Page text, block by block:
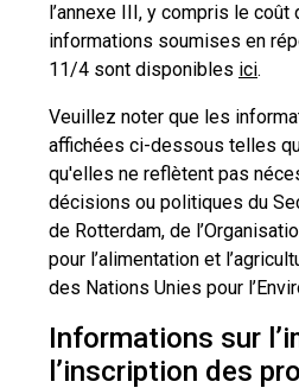
l’annexe III, y compris le coût
informations soumises en
11/4 sont disponibles ici.
Veuillez noter que les
affichées ci-dessous telles
qu'elles ne reflètent pas
décisions ou politiques du
de Rotterdam, de
pour l’alimentation et
des Nations Unies pour
Informations sur
l’inscription des